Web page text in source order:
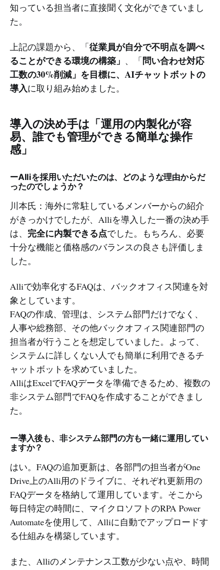
知っている担当者に直接聞く文化ができていまし
た。
上記の課題から、「従業員が自分で不明点を調べ
ることができる環境の構築」 、「問い合わせ対応
工数の30%削減」を目標に、AIチャットボットの
導入に取り組み始めました。
導入の決め手は「運用の内製化が容
易、誰でも管理ができる簡単な操作
感」
ーAlliを採用いただいたのは、どのような理由からだ
ったのでしょうか？
川本氏：海外に常駐しているメンバーからの紹介
がきっかけでしたが、Alliを導入した一番の決め手
は、 完全に内製できる点でした。もちろん、必要
十分な機能と価格感のバランスの良さも評価しま
した。
Alliで効率化するFAQは、バックオフィス関連を対
象としています。
FAQの作成、管理は、システム部門だけでなく、
人事や総務部、その他バックオフィス関連部門の
担当者が行うことを想定していました。よって、
システムに詳しくない人でも簡単に利用できるチ
ャットボットを求めていました。
AlliはExcelでFAQデータを準備できるため、複数の
非システム部門でFAQを作成することができまし
た。
ー導入後も、非システム部門の方も一緒に運用してい
ますか？
はい。FAQの追加更新は、各部門の担当者がOne
Drive上のAlli用のドライブに、それぞれ更新用の
FAQデータを格納して運用しています。そこから
毎日特定の時間に、マイクロソフトのRPA Power
Automateを使用して、Alliに自動でアップロードす
る仕組みを構築しています。
また、Alliのメンテナンス工数が少ない点や、時間